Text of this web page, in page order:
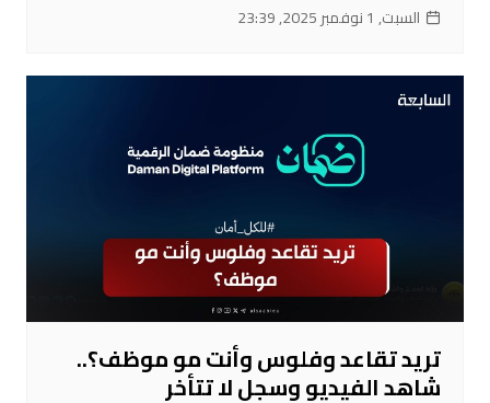
السبت, 1 نوفمبر 2025, 23:39
تريد تقاعد وفلوس وأنت مو موظف؟..
شاهد الفيديو وسجل لا تتأخر